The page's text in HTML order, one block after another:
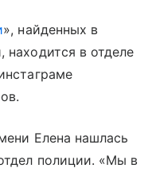
», найденных в
в отделе
Елена нашлась
полиции. «Мы в